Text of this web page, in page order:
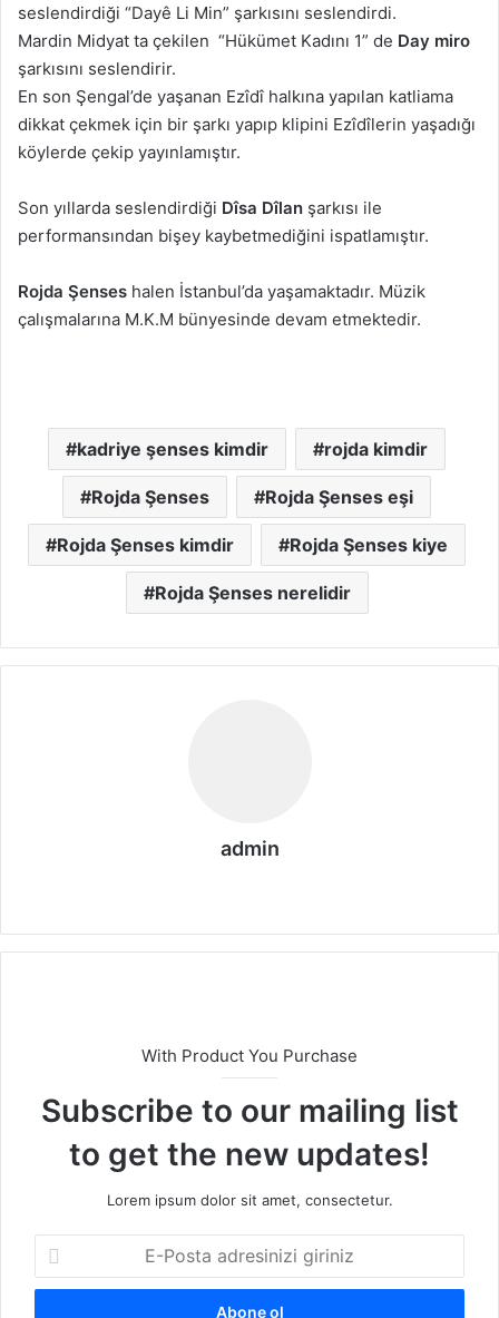
seslendirdiği “Dayê Li Min” şarkısını seslendirdi.
Mardin Midyat ta çekilen “Hükümet Kadını 1” de Day miro
şarkısını seslendirir.
En son Şengal’de yaşanan Ezîdî halkına yapılan katliama
dikkat çekmek için bir şarkı yapıp klipini Ezîdîlerin yaşadığı
köylerde çekip yayınlamıştır.
Son yıllarda seslendirdiği Dîsa Dîlan şarkısı ile
performansından bişey kaybetmediğini ispatlamıştır.
Rojda Şenses halen İstanbul’da yaşamaktadır. Müzik
çalışmalarına M.K.M bünyesinde devam etmektedir.
kadriye şenses kimdir rojda kimdir
Rojda Şenses Rojda Şenses eşi
Rojda Şenses kimdir Rojda Şenses kiye
Rojda Şenses nerelidir
admin
sit
With Product You Purchase
Subscribe to our mailing list
to get the new updates!
Lorem ipsum dolor sit amet, consectetur.
P